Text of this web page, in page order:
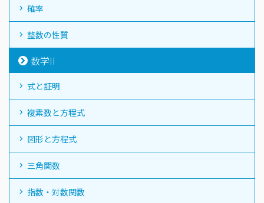
確率
整数の性質
数学II
式と証明
複素数と方程式
図形と方程式
三角関数
指数・対数関数